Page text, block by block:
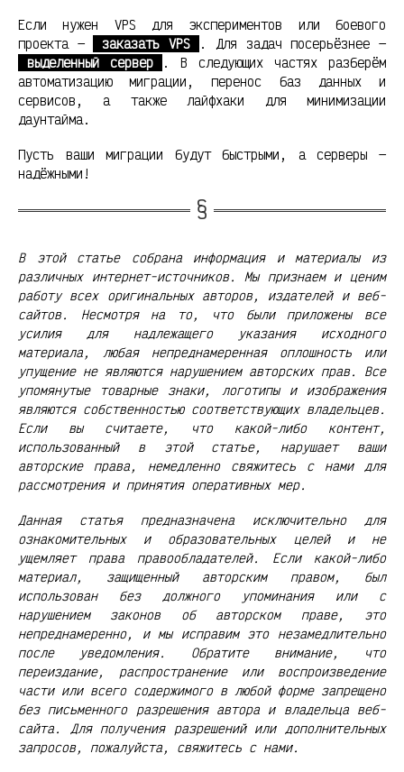
Если нужен VPS для экспериментов или боевого
проекта —
заказать VPS
. Для задач посерьёзнее —
выделенный сервер
. В следующих частях разберём
автоматизацию миграции, перенос баз данных и
сервисов, а также лайфхаки для минимизации
даунтайма.
Пусть ваши миграции будут быстрыми, а серверы —
надёжными!
В этой статье собрана информация и материалы из
различных интернет-источников. Мы признаем и ценим
работу всех оригинальных авторов, издателей и веб-
сайтов. Несмотря на то, что были приложены все
усилия для надлежащего указания исходного
материала, любая непреднамеренная оплошность или
упущение не являются нарушением авторских прав. Все
упомянутые товарные знаки, логотипы и изображения
являются собственностью соответствующих владельцев.
Если вы считаете, что какой-либо контент,
использованный в этой статье, нарушает ваши
авторские права, немедленно свяжитесь с нами для
рассмотрения и принятия оперативных мер.
Данная статья предназначена исключительно для
ознакомительных и образовательных целей и не
ущемляет права правообладателей. Если какой-либо
материал, защищенный авторским правом, был
использован без должного упоминания или с
нарушением законов об авторском праве, это
непреднамеренно, и мы исправим это незамедлительно
после уведомления. Обратите внимание, что
переиздание, распространение или воспроизведение
части или всего содержимого в любой форме запрещено
без письменного разрешения автора и владельца веб-
сайта. Для получения разрешений или дополнительных
запросов, пожалуйста, свяжитесь с нами.